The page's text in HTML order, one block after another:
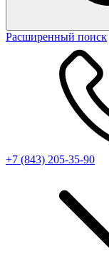
Расширенный поиск
+7 (843) 205-35-90